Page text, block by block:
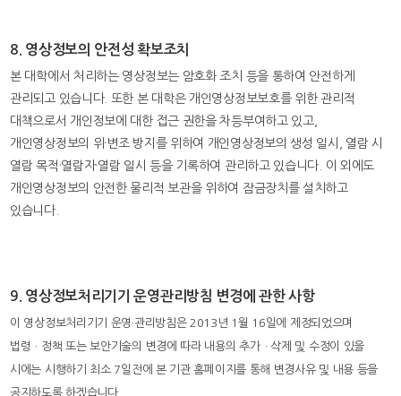
8. 영상정보의 안전성 확보조치
본 대학에서 처리하는 영상정보는 암호화 조치 등을 통하여 안전하게
관리되고 있습니다. 또한 본 대학은 개인영상정보보호를 위한 관리적
대책으로서 개인정보에 대한 접근 권한을 차등부여하고 있고,
개인영상정보의 위·변조 방지를 위하여 개인영상정보의 생성 일시, 열람 시
열람 목적·열람자·열람 일시 등을 기록하여 관리하고 있습니다. 이 외에도
개인영상정보의 안전한 물리적 보관을 위하여 잠금장치를 설치하고
있습니다.
9. 영상정보처리기기 운영관리방침 변경에 관한 사항
이 영상정보처리기기 운영·관리방침은 2013년 1월 16일에 제정되었으며
법령ㆍ정책 또는 보안기술의 변경에 따라 내용의 추가ㆍ삭제 및 수정이 있을
시에는 시행하기 최소 7일전에 본 기관 홈페이지를 통해 변경사유 및 내용 등을
공지하도록 하겠습니다.